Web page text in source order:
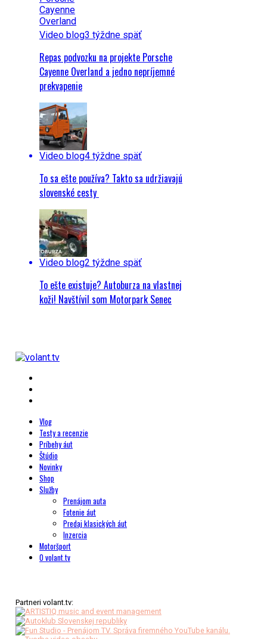
Video blog3 týždne späť
Repas podvozku na projekte Porsche
Cayenne Overland a jedno nepríjemné
prekvapenie
Video blog4 týždne späť
To sa ešte používa? Takto sa udržiavajú
slovenské cesty
Video blog2 týždne späť
To ešte existuje? Autoburza na vlastnej
koži! Navštívil som Motorpark Senec
Vlog
Testy a recenzie
Príbehy áut
Štúdio
Novinky
Shop
Služby
Prenájom auta
Fotenie áut
Predaj klasických áut
Inzercia
Motoršport
O volant.tv
Partneri volant.tv: